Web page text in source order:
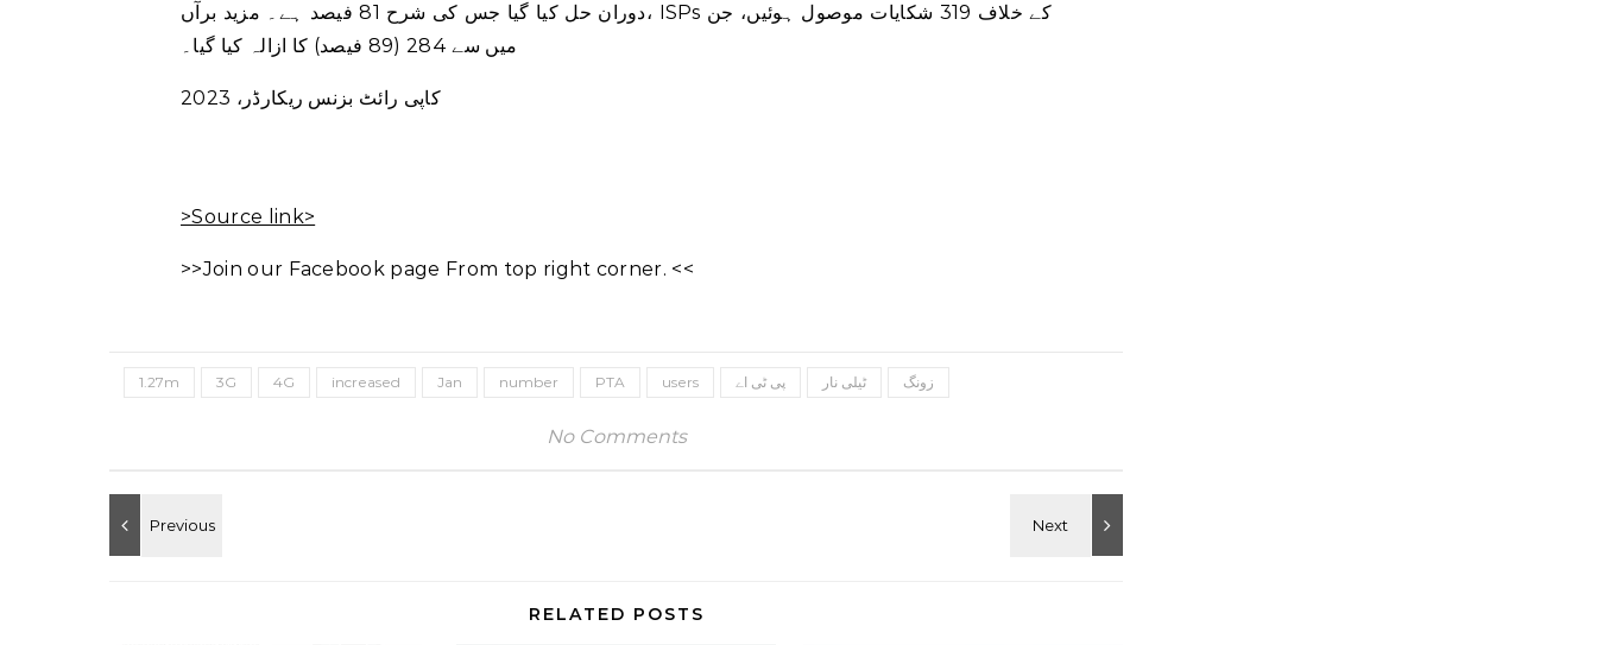
دوران حل کیا گیا جس کی شرح 81 فیصد ہے۔ مزید برآں، ISPs کے خلاف 319 شکایات موصول ہوئیں، جن
میں سے 284 (89 فیصد) کا ازالہ کیا گیا۔
کاپی رائٹ بزنس ریکارڈر، 2023
>Source link>
>>Join our Facebook page From top right corner. <<
1.27m 3G 4G increased Jan number PTA users پی ٹی اے ٹیلی نار زونگ
No Comments
RELATED POSTS